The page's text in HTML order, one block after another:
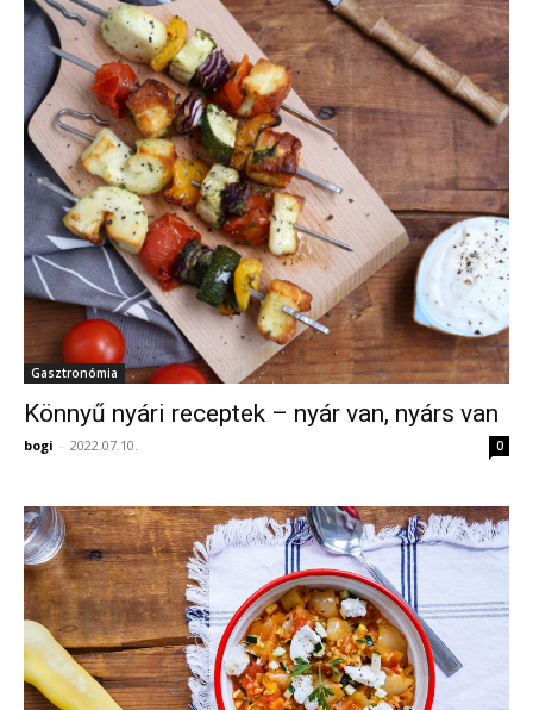
Gasztronómia
Könnyű nyári receptek – nyár van, nyárs van
bogi - 2022.07.10. 0